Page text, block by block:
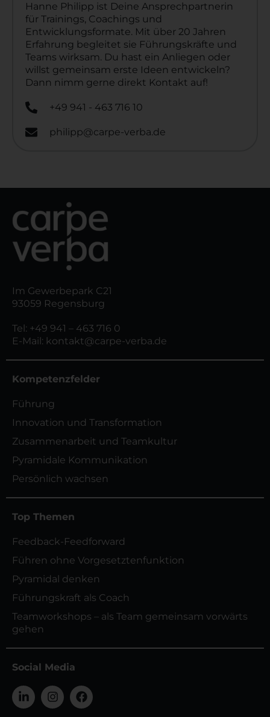
Hanne Philipp ist Deine Ansprechpartnerin
für Trainings, Coachings und
Entwicklungsformate. Mit über 20 Jahren
Erfahrung begleitet sie Führungskräfte und
Teams wirksam. Du hast ein Anliegen oder
willst gemeinsam erste Ideen entwickeln?
Dann nimm gerne direkt Kontakt auf!
+49 941 - 463 716 10
philipp@carpe-verba.de
Im Gewerbepark C21
93059 Regensburg
Tel: +49 941 – 463 716 0
E-Mail: kontakt@carpe-verba.de
Kompetenzfelder
Führung
Innovation und Transformation
Zusammenarbeit und Teamkultur
Pyramidale Kommunikation
Persönlich wachsen
Top Themen
Feedback-Feedforward
Führen ohne Vorgesetztenfunktion
Pyramidal denken
Führungskraft als Coach
Teamworkshops – als Team gemeinsam vorwärts
gehen
Social Media